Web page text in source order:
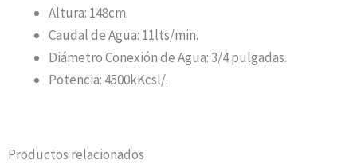
Altura: 148cm.
Caudal de Agua: 11lts/min.
Diámetro Conexión de Agua: 3/4 pulgadas.
Potencia: 4500kKcsl/.
Productos relacionados